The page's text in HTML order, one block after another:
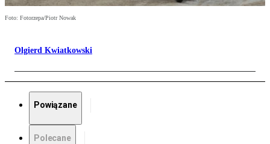
Foto: Fotorzepa/Piotr Nowak
Olgierd Kwiatkowski
Powiązane
Polecane